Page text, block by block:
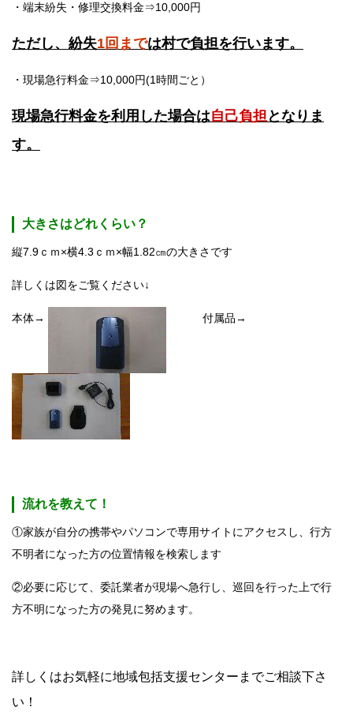
・端末紛失・修理交換料金⇒10,000円
ただし、紛失1回までは村で負担を行います。
・現場急行料金⇒10,000円(1時間ごと）
現場急行料金を利用した場合は自己負担となりま
す。
大きさはどれくらい？
縦7.9ｃｍ×横4.3ｃｍ×幅1.82㎝の大きさです
詳しくは図をご覧ください↓
本体→ 付属品→
流れを教えて！
①家族が自分の携帯やパソコンで専用サイトにアクセスし、行方
不明者になった方の位置情報を検索します
②必要に応じて、委託業者が現場へ急行し、巡回を行った上で行
方不明になった方の発見に努めます。
詳しくはお気軽に地域包括支援センターまでご相談下さ
い！